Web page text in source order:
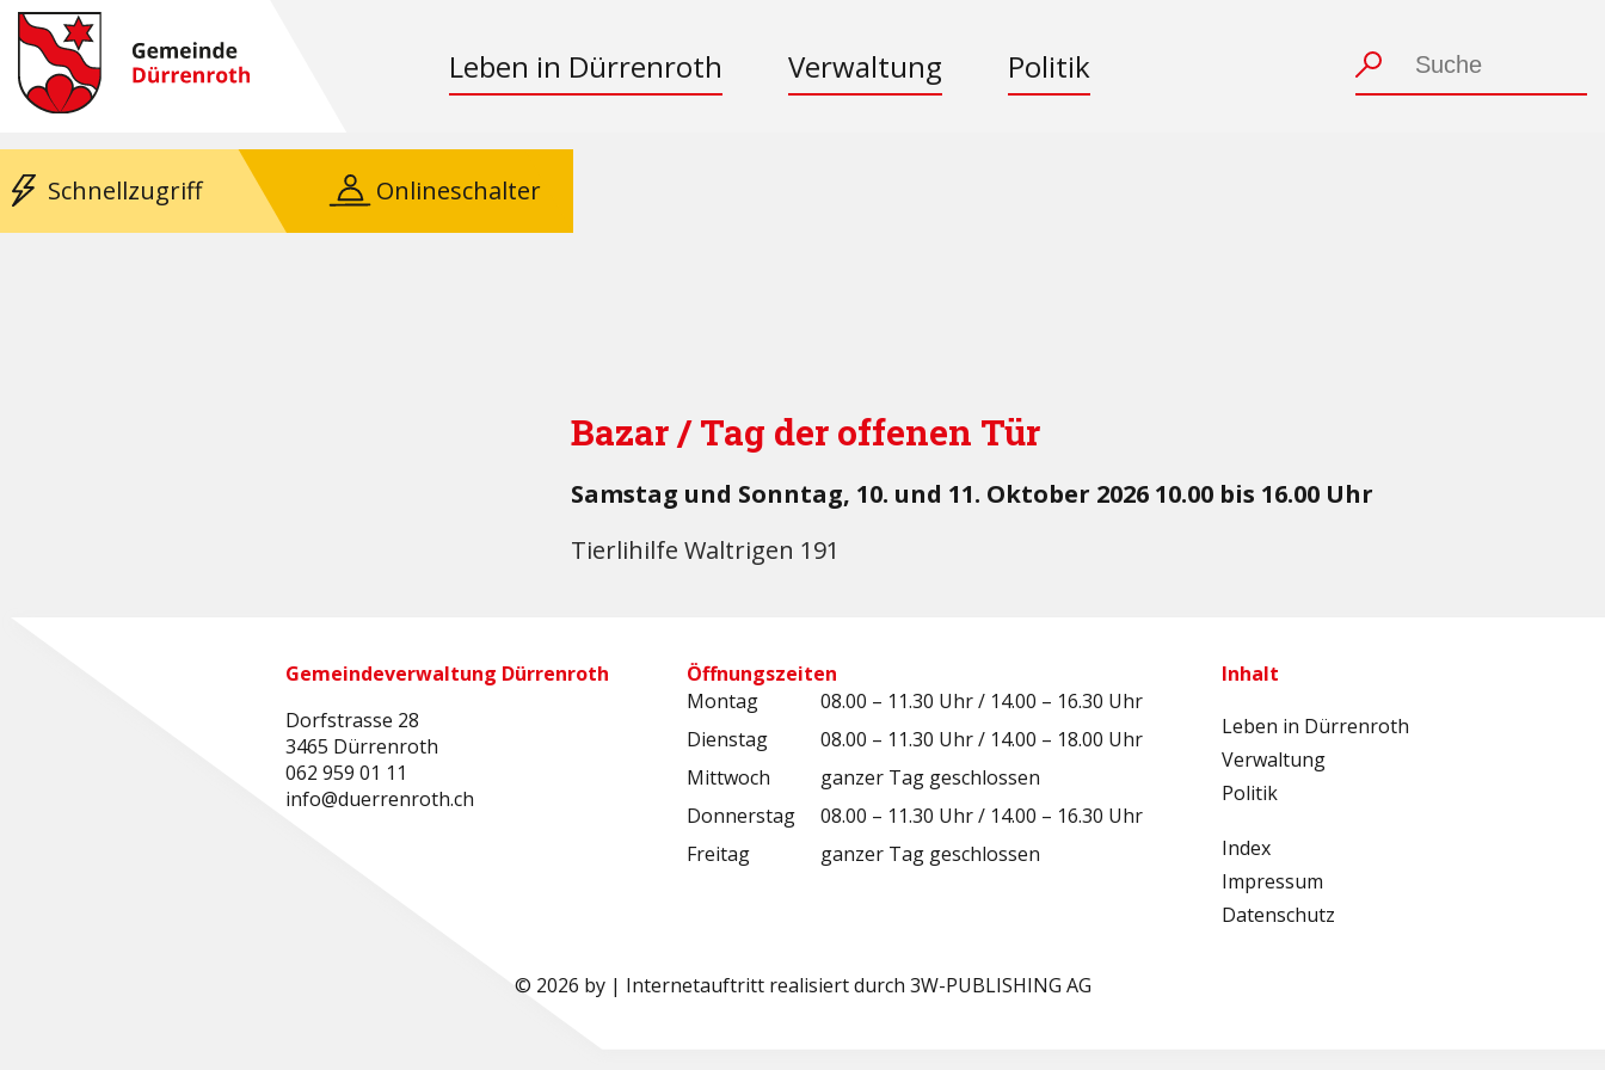
Leben in Dürrenroth Verwaltung Politik
Schnellzugriff Onlineschalter
Bazar / Tag der offenen Tür
Samstag und Sonntag, 10. und 11. Oktober 2026 10.00 bis 16.00 Uhr
Tierlihilfe Waltrigen 191
Gemeindeverwaltung Dürrenroth
Dorfstrasse 28
3465 Dürrenroth
062 959 01 11
info@duerrenroth.ch
Öffnungszeiten
Montag
08.00 – 11.30 Uhr / 14.00 – 16.30 Uhr
Dienstag
08.00 – 11.30 Uhr / 14.00 – 18.00 Uhr
Mittwoch
ganzer Tag geschlossen
Donnerstag
08.00 – 11.30 Uhr / 14.00 – 16.30 Uhr
Freitag
ganzer Tag geschlossen
Inhalt
Leben in Dürrenroth
Verwaltung
Politik
Index
Impressum
Datenschutz
© 2026 by | Internetauftritt realisiert durch 3W-PUBLISHING AG